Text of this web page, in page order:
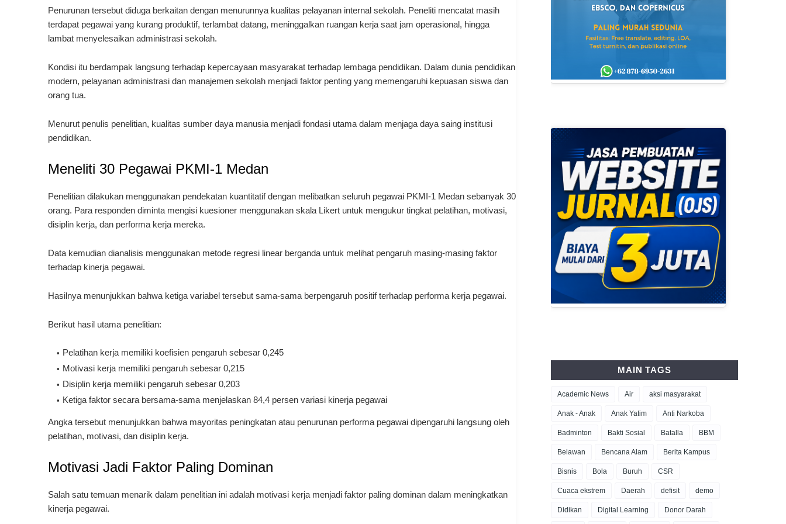
Penurunan tersebut diduga berkaitan dengan menurunnya kualitas pelayanan internal sekolah. Peneliti mencatat masih
terdapat pegawai yang kurang produktif, terlambat datang, meninggalkan ruangan kerja saat jam operasional, hingga
lambat menyelesaikan administrasi sekolah.
Kondisi itu berdampak langsung terhadap kepercayaan masyarakat terhadap lembaga pendidikan. Dalam dunia pendidikan
modern, pelayanan administrasi dan manajemen sekolah menjadi faktor penting yang memengaruhi kepuasan siswa dan
orang tua.
Menurut penulis penelitian, kualitas sumber daya manusia menjadi fondasi utama dalam menjaga daya saing institusi
pendidikan.
Meneliti 30 Pegawai PKMI-1 Medan
Penelitian dilakukan menggunakan pendekatan kuantitatif dengan melibatkan seluruh pegawai PKMI-1 Medan sebanyak 30
orang. Para responden diminta mengisi kuesioner menggunakan skala Likert untuk mengukur tingkat pelatihan, motivasi,
disiplin kerja, dan performa kerja mereka.
Data kemudian dianalisis menggunakan metode regresi linear berganda untuk melihat pengaruh masing-masing faktor
terhadap kinerja pegawai.
Hasilnya menunjukkan bahwa ketiga variabel tersebut sama-sama berpengaruh positif terhadap performa kerja pegawai.
Berikut hasil utama penelitian:
Pelatihan kerja memiliki koefisien pengaruh sebesar 0,245
Motivasi kerja memiliki pengaruh sebesar 0,215
Disiplin kerja memiliki pengaruh sebesar 0,203
Ketiga faktor secara bersama-sama menjelaskan 84,4 persen variasi kinerja pegawai
Angka tersebut menunjukkan bahwa mayoritas peningkatan atau penurunan performa pegawai dipengaruhi langsung oleh
pelatihan, motivasi, dan disiplin kerja.
Motivasi Jadi Faktor Paling Dominan
Salah satu temuan menarik dalam penelitian ini adalah motivasi kerja menjadi faktor paling dominan dalam meningkatkan
kinerja pegawai.
MAIN TAGS
Academic News Air aksi masyarakat
Anak - Anak Anak Yatim Anti Narkoba
Badminton Bakti Sosial Batalla BBM
Belawan Bencana Alam Berita Kampus
Bisnis Bola Buruh CSR
Cuaca ekstrem Daerah defisit demo
Didikan Digital Learning Donor Darah